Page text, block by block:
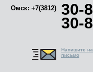
Омск: +7(3812) 30-
30-
Напишите
письмо